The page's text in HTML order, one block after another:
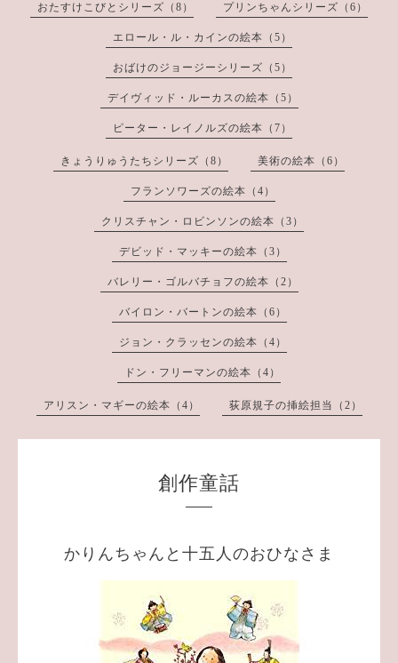
おたすけこびとシリーズ（8） プリンちゃんシリーズ（6）
エロール・ル・カインの絵本（5）
おばけのジョージーシリーズ（5）
デイヴィッド・ルーカスの絵本（5）
ピーター・レイノルズの絵本（7）
きょうりゅうたちシリーズ（8） 美術の絵本（6）
フランソワーズの絵本（4）
クリスチャン・ロビンソンの絵本（3）
デビッド・マッキーの絵本（3）
バレリー・ゴルバチョフの絵本（2）
バイロン・バートンの絵本（6）
ジョン・クラッセンの絵本（4）
ドン・フリーマンの絵本（4）
アリスン・マギーの絵本（4） 荻原規子の挿絵担当（2）
創作童話
かりんちゃんと十五人のおひなさま